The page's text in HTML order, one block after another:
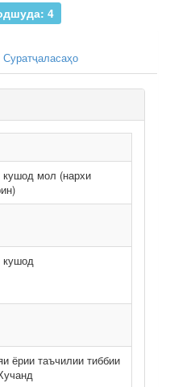
4
Суратҷаласаҳо
мол (нархи
ёрии таъчилии тиббии